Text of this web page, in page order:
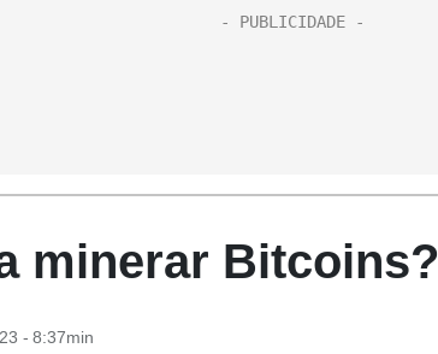
minerar Bitcoins?
- 8:37min